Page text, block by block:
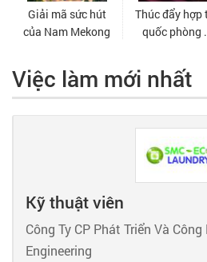
Việc làm mới nhất
Kỹ thuật viên
Công Ty CP Phát Triển Và Công
Engineering